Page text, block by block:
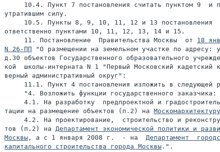
10.4. Пункт 7 постановления считать пунктом 9  и
утратившим силу.
10.5. Пункты 8, 9, 10, 11, 12 и 13 постановления
ответственно пунктами 10, 11, 12, 13, 14 и 15.
     11. Постановление  Правительства Москвы  от
18
N 26-ПП "О размещении на земельном участке по адресу:
д.30 объектов Государственного образовательного
кой  школы-интерната N 1 "Первый Московский кадетский
верный административный округ":
11.1. Пункт 4 постановления изложить в следующей
     "4. Возложить функции государственного заказчика:
4.1. На разработку  предпроектной и
тации на размещение объектов (п.2) на Москомархитектуру
4.2. На проектирование,  строительство и
тов (п.2) на Департамент экономической политики и
Москвы , а с 1 января 2008 г.  - на Департамент
капитального строительства города Москвы .".